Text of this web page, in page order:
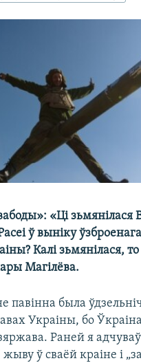
«Ці зьмянілася
ў выніку
Калі зьмянілася,
Магілёва.
павінна была
Украіны, бо Ўкраіна
Раней я адчуваў
ў сваёй краіне і